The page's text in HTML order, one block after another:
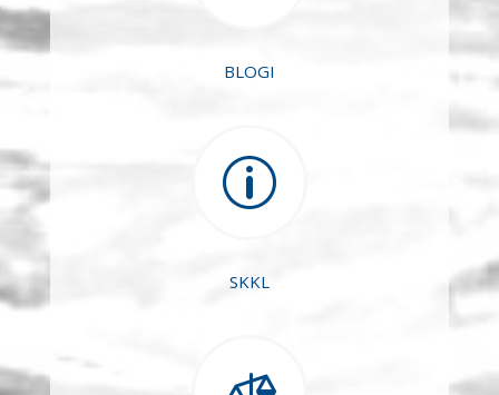
BLOGI
p
SKKL